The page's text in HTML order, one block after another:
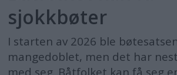
sjokkbøter
I starten av 2026 ble
mangedoblet, men det har